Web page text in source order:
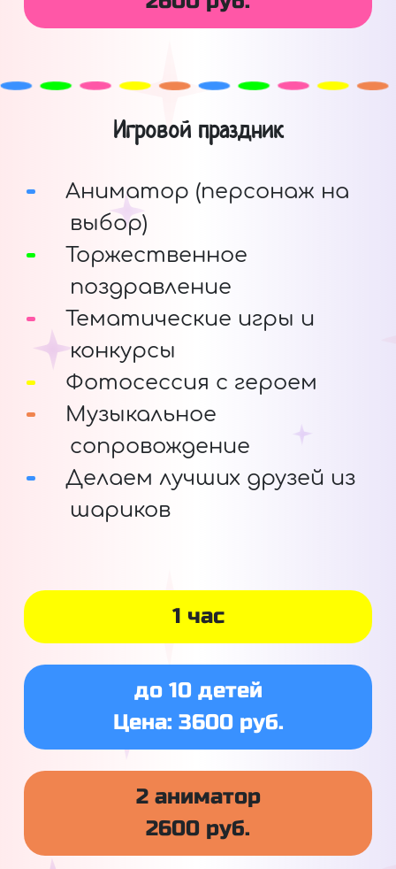
Игровой праздник
Аниматор (персонаж на
выбор)
Торжественное
поздравление
Тематические игры и
конкурсы
Фотосессия с героем
Музыкальное
сопровождение
Делаем лучших друзей из
шариков
1 час
до 10 детей
Цена: 3600 руб.
2 аниматор
2600 руб.